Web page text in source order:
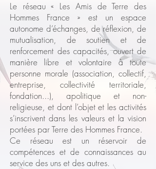
Le réseau « Les Amis de Terre des
Hommes France » est un espace
autonome d’échanges, de réflexion, de
mutualisation, de soutien et de
renforcement des capacités, ouvert de
manière libre et volontaire à toute
personne morale (association, collectif,
entreprise, collectivité territoriale,
fondation...), apolitique et non-
religieuse, et dont l’objet et les activités
s’inscrivent dans les valeurs et la vision
portées par Terre des Hommes France.
Ce réseau est un réservoir de
compétences et de connaissances au
service des uns et des autres.